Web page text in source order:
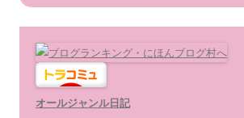
オールジャンル日記